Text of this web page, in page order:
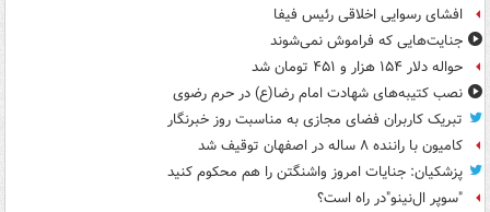
افشای رسوایی اخلاقی رئیس فیفا
جنایت‌هایی که فراموش نمی‌شوند
حواله دلار ۱۵۴ هزار و ۴۵۱ تومان شد
نصب کتیبه‌های شهادت امام رضا(ع) در حرم رضوی
تبریک کاربران فضای مجازی به مناسبت روز خبرنگار
کامیون با راننده ۸ ساله در اصفهان توقیف شد
پزشکیان: جنایات امروز واشنگتن را هم محکوم کنید
"سوپر ال‌نینو"در راه است؟